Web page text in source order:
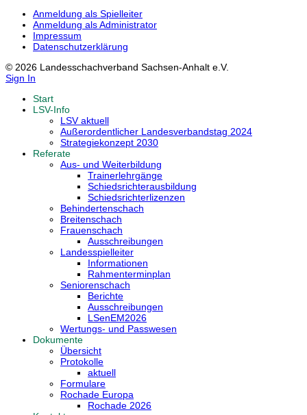
Anmeldung als Spielleiter
Anmeldung als Administrator
Impressum
Datenschutzerklärung
© 2026 Landesschachverband Sachsen-Anhalt e.V.
Sign In
Start
LSV-Info
LSV aktuell
Außerordentlicher Landesverbandstag 2024
Strategiekonzept 2030
Referate
Aus- und Weiterbildung
Trainerlehrgänge
Schiedsrichterausbildung
Schiedsrichterlizenzen
Behindertenschach
Breitenschach
Frauenschach
Ausschreibungen
Landesspielleiter
Informationen
Rahmenterminplan
Seniorenschach
Berichte
Ausschreibungen
LSenEM2026
Wertungs- und Passwesen
Dokumente
Übersicht
Protokolle
aktuell
Formulare
Rochade Europa
Rochade 2026